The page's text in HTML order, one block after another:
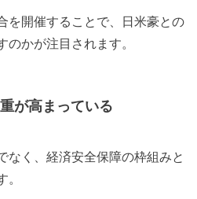
を開催することで、日米豪との
のかが注目されます。
が高まっている
なく、経済安全保障の枠組みと
。